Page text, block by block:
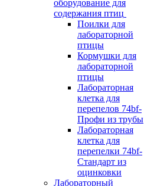
оборудование для
содержания птиц
Поилки для
лабораторной
птицы
Кормушки для
лабораторной
птицы
Лабораторная
клетка для
перепелов 74bf-
Профи из трубы
Лабораторная
клетка для
перепелки 74bf-
Стандарт из
оцинковки
Лабораторный